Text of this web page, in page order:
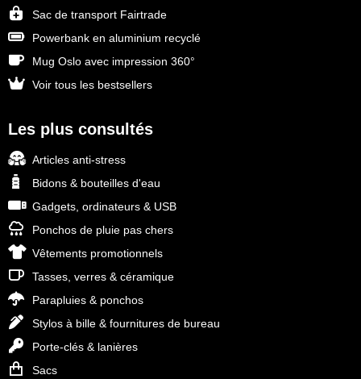
Sac de transport Fairtrade
Powerbank en aluminium recyclé
Mug Oslo avec impression 360°
Voir tous les bestsellers
Les plus consultés
Articles anti-stress
Bidons & bouteilles d'eau
Gadgets, ordinateurs & USB
Ponchos de pluie pas chers
Vêtements promotionnels
Tasses, verres & céramique
Parapluies & ponchos
Stylos à bille & fournitures de bureau
Porte-clés & lanières
Sacs